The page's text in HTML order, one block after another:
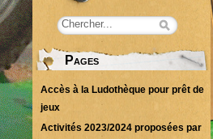
Pages
Accès à la Ludothèque pour prêt de
jeux
Activités 2023/2024 proposées par